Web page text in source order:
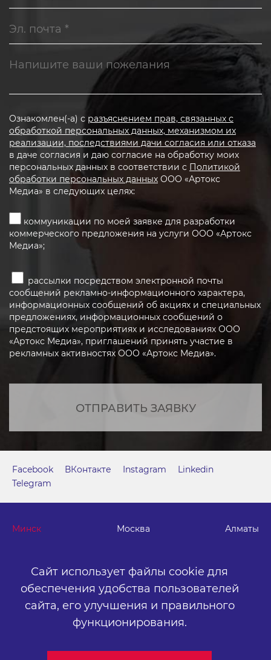
Ознакомлен(-а) с разъяснением прав, связанных с
обработкой персональных данных, механизмом их
реализации, последствиями дачи согласия или отказа
в даче согласия и даю согласие на обработку моих
персональных данных в соответствии с Политикой
обработки персональных данных ООО «Артокс
Медиа» в следующих целях:
коммуникации по моей заявке для разработки
коммерческого предложения на услуги ООО «Артокс
Медиа»;
рассылки посредством электронной почты
сообщений рекламно-информационного характера,
информационных сообщений об акциях и специальных
предложениях, информационных сообщений о
предстоящих мероприятиях и исследованиях ООО
«Артокс Медиа», приглашений принять участие в
рекламных активностях ООО «Артокс Медиа».
ОТПРАВИТЬ ЗАЯВКУ
Сайт использует файлы cookie для
обеспечения удобства пользователей
сайта, его улучшения и правильного
функционирования.
Минск Москва Алматы
г. Минск, м. "Парк Челюскинцев", бизнес-центр "Time"
ул. Толбухина, 2, эт. 5. ООО «Артокс Медиа», УНП
191445164
+375 (17) 388-72-73
info@artox-media.by
Facebook ВКонтакте Instagram
Linkedin
Telegram